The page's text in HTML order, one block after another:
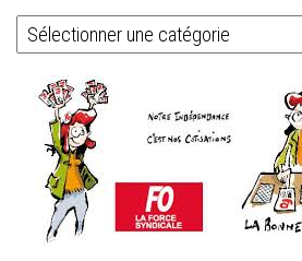
Catégories